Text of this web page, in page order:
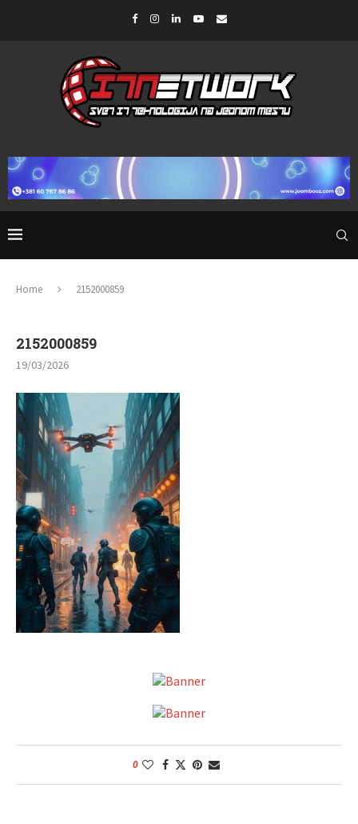
Home 2152000859
2152000859
19/03/2026
0